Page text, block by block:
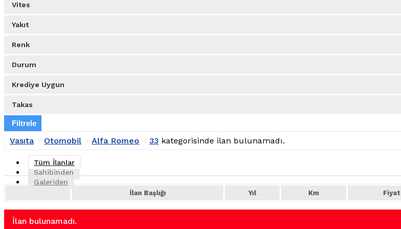
Vites
Yakıt
Renk
Durum
Krediye Uygun
Takas
Filtrele
Vasıta Otomobil Alfa Romeo 33 kategorisinde ilan bulunamadı.
Tüm İlanlar
Sahibinden
Galeriden
İlan Başlığı Yıl Km Fiyat
İlan bulunamadı.